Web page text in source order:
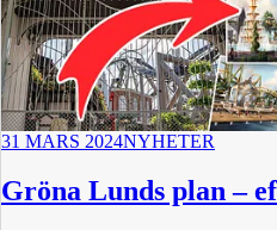
31 MARS 2024NYHETER
Gröna Lunds plan –